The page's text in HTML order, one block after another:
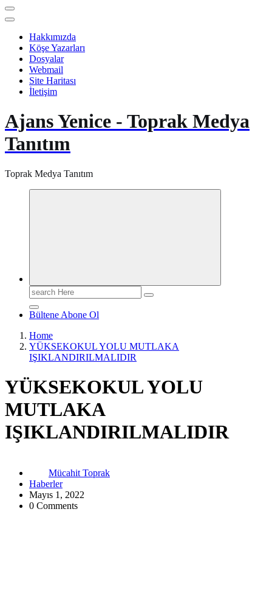
Hakkımızda
Köşe Yazarları
Dosyalar
Webmail
Site Haritası
İletişim
Ajans Yenice - Toprak Medya
Tanıtım
Toprak Medya Tanıtım
Search
for:
Bültene Abone Ol
Home
YÜKSEKOKUL YOLU MUTLAKA
IŞIKLANDIRILMALIDIR
YÜKSEKOKUL YOLU
MUTLAKA
IŞIKLANDIRILMALIDIR
Mücahit Toprak
Haberler
Mayıs 1, 2022
0 Comments